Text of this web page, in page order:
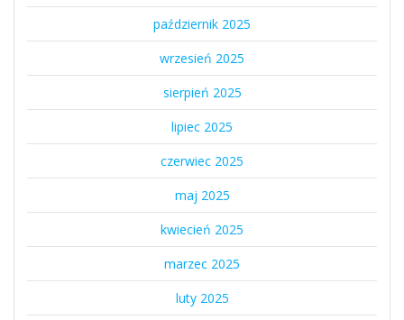
październik 2025
wrzesień 2025
sierpień 2025
lipiec 2025
czerwiec 2025
maj 2025
kwiecień 2025
marzec 2025
luty 2025